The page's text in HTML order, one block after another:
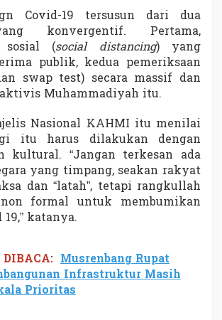
Covid-19 tersusun dari dua
konvergentif. Pertama,
sosial (social distancing) yang
publik, kedua pemeriksaan
swap test) secara massif dan
aktivis Muhammadiyah itu.
Nasional KAHMI itu menilai
itu harus dilakukan dengan
kultural. “Jangan terkesan ada
yang timpang, seakan rakyat
dan “latah”, tetapi rangkullah
formal untuk membumikan
katanya.
Musrenbang Rupat
Infrastruktur Masih
Prioritas